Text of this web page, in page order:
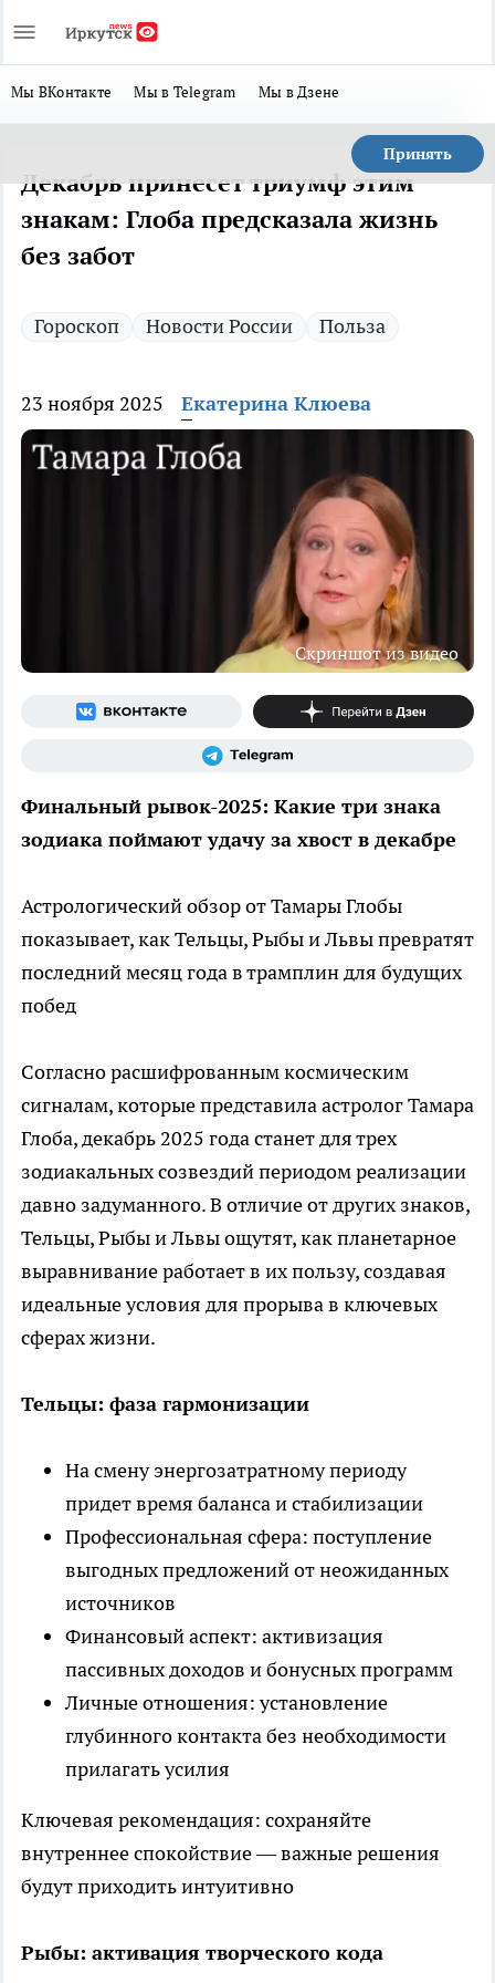
Мы ВКонтакте Мы в Telegram Мы в Дзене
Принять
Декабрь принесет триумф этим
знакам: Глоба предсказала жизнь
без забот
Гороскоп Новости России Польза
23 ноября 2025 Екатерина Клюева
Скриншот из видео
Финальный рывок-2025: Какие три знака
зодиака поймают удачу за хвост в декабре
Астрологический обзор от Тамары Глобы
показывает, как Тельцы, Рыбы и Львы превратят
последний месяц года в трамплин для будущих
побед
Согласно расшифрованным космическим
сигналам, которые представила астролог Тамара
Глоба, декабрь 2025 года станет для трех
зодиакальных созвездий периодом реализации
давно задуманного. В отличие от других знаков,
Тельцы, Рыбы и Львы ощутят, как планетарное
выравнивание работает в их пользу, создавая
идеальные условия для прорыва в ключевых
сферах жизни.
Тельцы: фаза гармонизации
На смену энергозатратному периоду
придет время баланса и стабилизации
Профессиональная сфера: поступление
выгодных предложений от неожиданных
источников
Финансовый аспект: активизация
пассивных доходов и бонусных программ
Личные отношения: установление
глубинного контакта без необходимости
прилагать усилия
Ключевая рекомендация: сохраняйте
внутреннее спокойствие — важные решения
будут приходить интуитивно
Рыбы: активация творческого кода